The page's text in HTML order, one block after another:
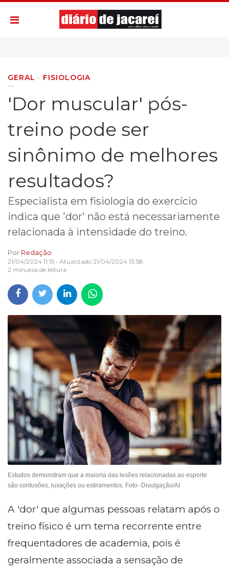
GERAL FISIOLOGIA
'Dor muscular' pós-
treino pode ser
sinônimo de melhores
resultados?
Especialista em fisiologia do exercício
indica que 'dor' não está necessariamente
relacionada à intensidade do treino.
Por Redação
21/04/2024 11:15 • Atualizado 21/04/2024 13:58
2 minutos de leitura
Estudos demonstram que a maioria das lesões relacionadas ao esporte
são contusões, luxações ou estiramentos. Foto- Divulgação/AI
A 'dor' que algumas pessoas relatam após o
treino físico é um tema recorrente entre
frequentadores de academia, pois é
geralmente associada a sensação de